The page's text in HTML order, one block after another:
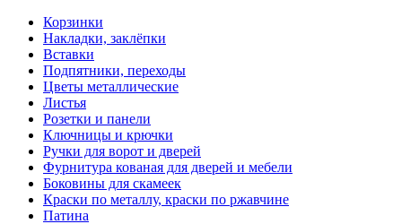
Корзинки
Накладки, заклёпки
Вставки
Подпятники, переходы
Цветы металлические
Листья
Розетки и панели
Ключницы и крючки
Ручки для ворот и дверей
Фурнитура кованая для дверей и мебели
Боковины для скамеек
Краски по металлу, краски по ржавчине
Патина